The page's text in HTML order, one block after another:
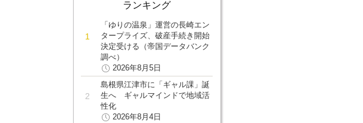
ランキング
「ゆりの温泉」運営の長崎エン
タープライズ、破産手続き開始
決定受ける（帝国データバンク
調べ）
2026年8月5日
島根県江津市に「ギャル課」誕
生へ ギャルマインドで地域活
性化
2026年8月4日